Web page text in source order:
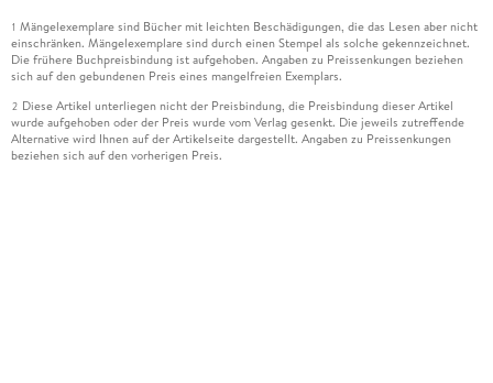
1 Mängelexemplare sind Bücher mit leichten Beschädigungen, die das Lesen aber nicht
einschränken. Mängelexemplare sind durch einen Stempel als solche gekennzeichnet.
Die frühere Buchpreisbindung ist aufgehoben. Angaben zu Preissenkungen beziehen
sich auf den gebundenen Preis eines mangelfreien Exemplars.
2 Diese Artikel unterliegen nicht der Preisbindung, die Preisbindung dieser Artikel
wurde aufgehoben oder der Preis wurde vom Verlag gesenkt. Die jeweils zutreffende
Alternative wird Ihnen auf der Artikelseite dargestellt. Angaben zu Preissenkungen
beziehen sich auf den vorherigen Preis.